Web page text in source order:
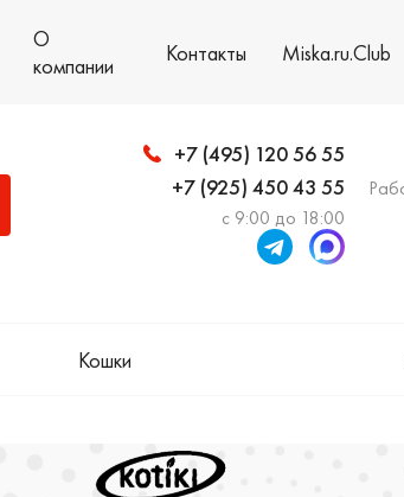
О
компании
Контакты Miska.ru.Club
+7 (495) 120 56 55
+7 (925) 450 43 55
с 9:00 до 18:00
Кошки